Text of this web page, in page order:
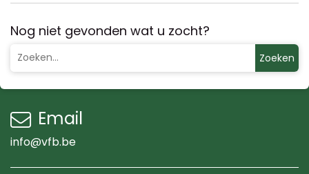
Nog niet gevonden wat u zocht?
Zoeken
Email
info@vfb.be